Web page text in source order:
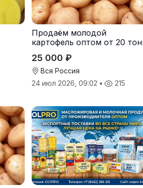
Продаём молодой
картофель оптом от 20
25 000 ₽
Вся Россия
24 июл 2026, 09:02 • 215